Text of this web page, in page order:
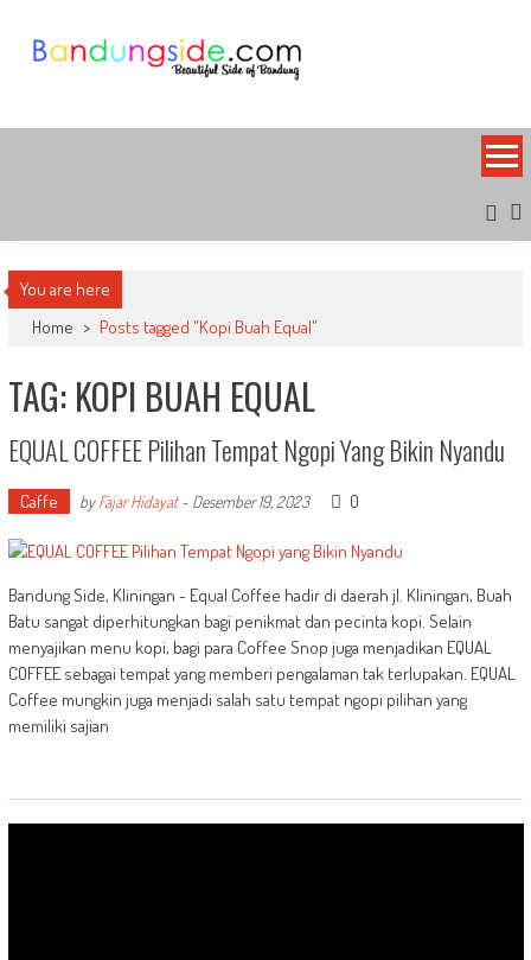
content
You are here
Home > Posts tagged "Kopi Buah Equal"
TAG: KOPI BUAH EQUAL
EQUAL COFFEE Pilihan Tempat Ngopi Yang Bikin Nyandu
Caffe byFajar Hidayat- Desember 19, 2023 0
Bandung Side, Kliningan - Equal Coffee hadir di daerah jl. Kliningan, Buah
Batu sangat diperhitungkan bagi penikmat dan pecinta kopi. Selain
menyajikan menu kopi, bagi para Coffee Snop juga menjadikan EQUAL
COFFEE sebagai tempat yang memberi pengalaman tak terlupakan. EQUAL
Coffee mungkin juga menjadi salah satu tempat ngopi pilihan yang
memiliki sajian